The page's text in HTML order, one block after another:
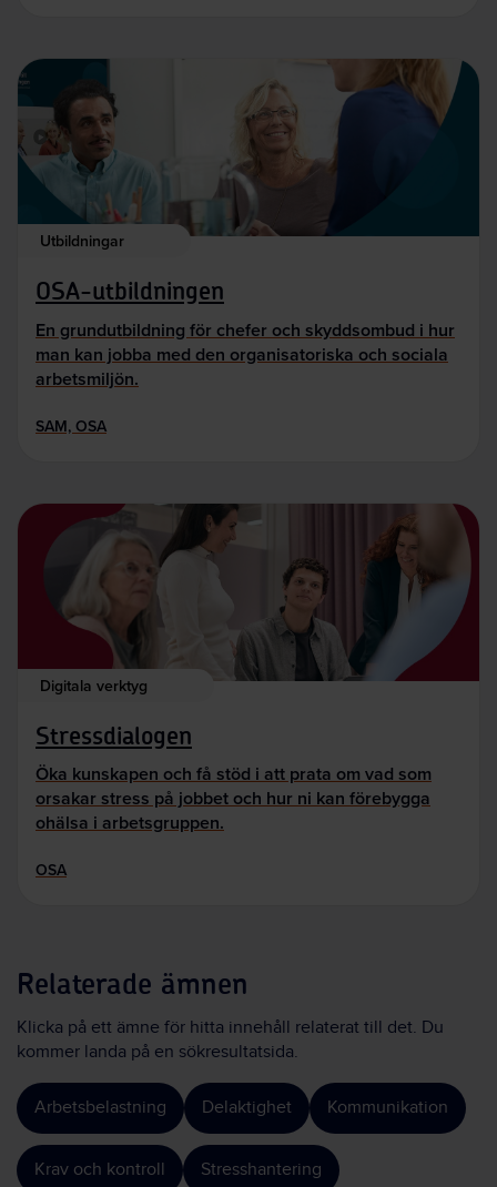
Utbildningar
OSA-utbildningen
En grundutbildning för chefer och skyddsombud i hur
man kan jobba med den organisatoriska och sociala
arbetsmiljön.
SAM, OSA
Digitala verktyg
Stressdialogen
Öka kunskapen och få stöd i att prata om vad som
orsakar stress på jobbet och hur ni kan förebygga
ohälsa i arbetsgruppen.
OSA
Relaterade ämnen
Klicka på ett ämne för hitta innehåll relaterat till det. Du
kommer landa på en sökresultatsida.
Arbetsbelastning Delaktighet Kommunikation
Krav och kontroll Stresshantering